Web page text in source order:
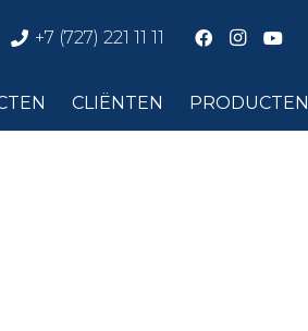
+7 (727) 221 11 11
CLIËNTEN PRODUCTEN